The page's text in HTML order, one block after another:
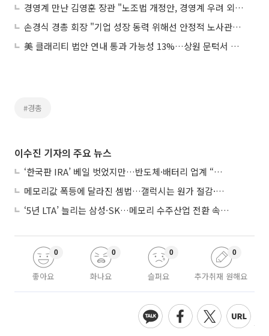
경영계 만난 김영훈 장관 "노조법 개정안, 경영계 우려 외면 않겠다"
손경식 경총 회장 "기업 성장 동력 위해선 안정적 노사관계 중요"
美 클래리티 법안 연내 통과 가능성 13%…상원 문턱서 제동
#경총
이수진 기자의 주요 뉴스
‘한국판 IRA’ 베일 벗었지만…반도체·배터리 업계 “시행령이 관건”
메모리값 폭등에 달라진 셈법…갤럭시는 원가 절감·아이폰은 서비스 확대
‘5년 LTA’ 늘리는 삼성·SK…메모리 수주산업 전환 속 다른 셈법
좋아요
0
화나요
0
슬퍼요
0
추가취재 원해요
0